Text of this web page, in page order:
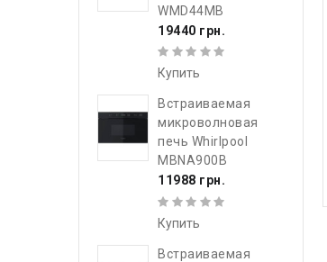
WMD44MB
19440 грн.
Купить
Встраиваемая
микроволновая
печь Whirlpool
MBNA900B
11988 грн.
Купить
Встраиваемая